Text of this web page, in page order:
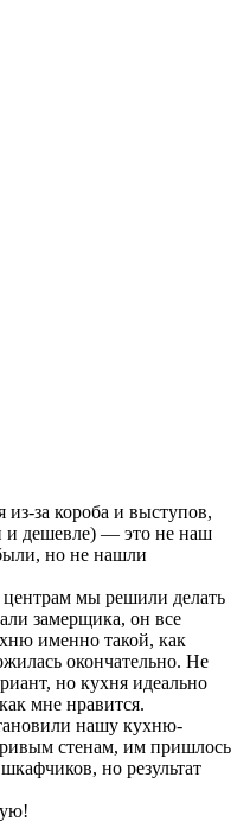
из-за короба и выступов,
и дешевле) — это не наш
но не нашли
мы решили делать
замерщика, он все
именно такой, как
окончательно. Не
но кухня идеально
мне нравится.
нашу кухню-
стенам, им пришлось
но результат